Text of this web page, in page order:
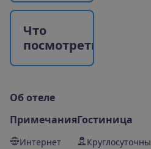
Что
посмотреть
Об отеле
Примечания
Интернет
Гостиница
Круглосуточны